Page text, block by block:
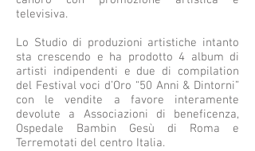
televisiva.
Lo Studio di produzioni artistiche intanto
sta crescendo e ha prodotto 4 album di
artisti indipendenti e due di compilation
del Festival voci d’Oro “50 Anni & Dintorni”
con le vendite a favore interamente
devolute a Associazioni di beneficenza,
Ospedale Bambin Gesù di Roma e
Terremotati del centro Italia.